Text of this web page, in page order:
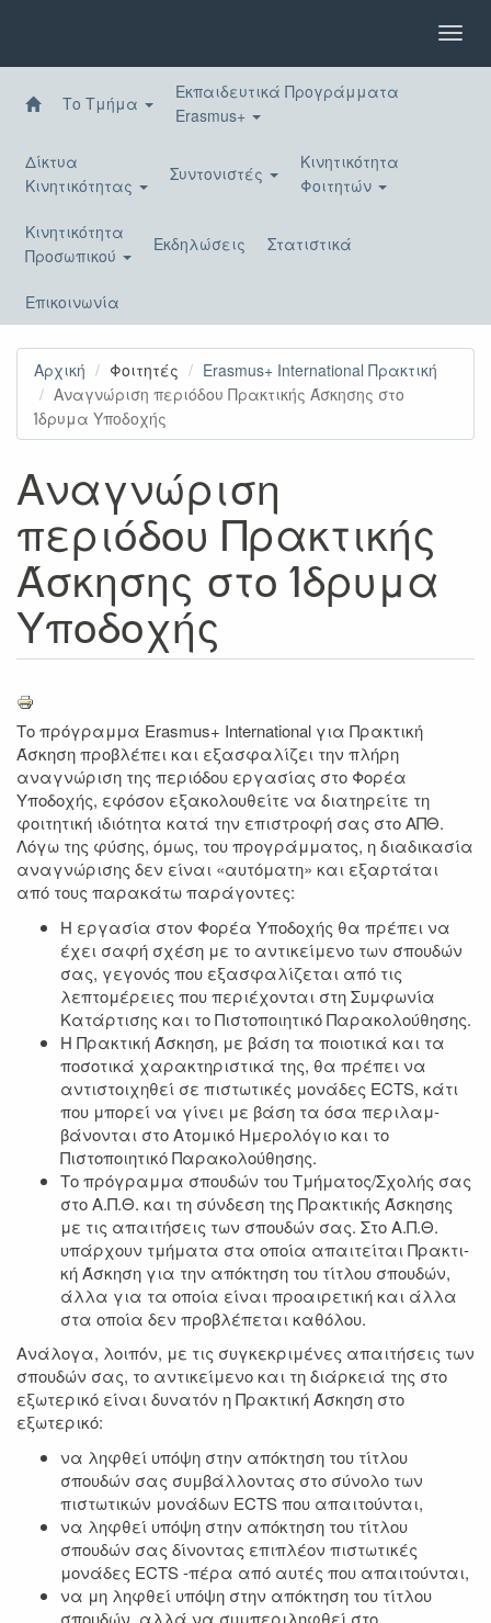
περιεχόμενο
Το Τμήμα
Εκπαιδευτικά Προγράμματα
Erasmus+
Δίκτυα
Κινητικότητας
Συντονιστές
Κινητικότητα
Φοιτητών
Κινητικότητα
Προσωπικού
Εκδηλώσεις Στατιστικά
Επικοινωνία
Αρχική Φοιτητές
Erasmus+ International Πρακτική
Αναγνώριση περιόδου Πρακτικής Άσκησης στο
Ίδρυμα Υποδοχής
Αναγνώριση
περιόδου Πρακτικής
Άσκησης στο Ίδρυμα
Υποδοχής
Το πρόγραμμα Erasmus+ International για Πρακτική
Άσκηση προβλέπει και εξασφαλίζει την πλήρη
αναγνώριση της περιόδου εργασίας στο Φορέα
Υποδοχής, εφόσον εξακολουθείτε να διατηρείτε τη
φοιτητική ιδιότητα κατά την επιστροφή σας στο ΑΠΘ.
Λόγω της φύσης, όμως, του προγράμματος, η διαδικασία
αναγνώρισης δεν είναι «αυτόματη» και εξαρτάται
από τους παρακάτω παράγοντες:
Η εργασία στον Φορέα Υποδοχής θα πρέπει να
έχει σαφή σχέση με το αντικείμενο των σπου­δών
σας, γεγονός που εξασφαλίζεται από τις
λεπτομέρειες που περιέχονται στη Συμφωνία
Κατάρ­τισης και το Πιστοποιητικό Παρακολούθησης.
Η Πρακτική Άσκηση, με βάση τα ποιοτικά και τα
ποσοτικά χαρακτηριστικά της, θα πρέπει να
αντιστοιχηθεί σε πιστωτικές μονάδες ECTS, κάτι
που μπορεί να γίνει με βάση τα όσα περιλαμ­
βάνονται στο Ατομικό Ημερολόγιο και το
Πιστοποιητικό Παρακολούθησης.
Το πρόγραμμα σπουδών του Τμήματος/Σχολής σας
στο Α.Π.Θ. και τη σύνδεση της Πρακτικής Άσκη­σης
με τις απαιτήσεις των σπουδών σας. Στο Α.Π.Θ.
υπάρχουν τμήματα στα οποία απαιτείται Πρακτι­
κή Άσκηση για την απόκτηση του τίτλου σπουδών,
άλλα για τα οποία είναι προαιρετική και άλλα
στα οποία δεν προβλέπεται καθόλου.
Ανάλογα, λοιπόν, με τις συγκεκριμένες απαιτήσεις των
σπουδών σας, το αντικείμενο και τη διάρκειά της στο
εξωτερικό είναι δυνατόν η Πρακτική Άσκηση στο
εξωτερικό:
να ληφθεί υπόψη στην απόκτηση του τίτλου
σπουδών σας συμβάλλοντας στο σύνολο των
πιστω­τικών μονάδων ECTS που απαιτούνται,
να ληφθεί υπόψη στην απόκτηση του τίτλου
σπουδών σας δίνοντας επιπλέον πι­στωτικές
μονάδες ECTS -πέρα από αυτές που απαιτούνται,
να μη ληφθεί υπόψη στην απόκτηση του τίτλου
σπουδών, αλλά να συμπεριληφθεί στο